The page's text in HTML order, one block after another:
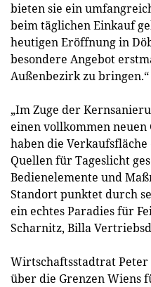
bieten sie ein
beim täglichen Einkauf
heutigen Eröffnung in
besondere Angebot
Außenbezirk zu bringen.“
„Im Zuge der
einen vollkommen
haben die
Quellen für Tageslicht
Bedienelemente und
Standort punktet durch
ein echtes Paradies für
Scharnitz, Billa
Wirtschaftsstadtrat
über die Grenzen Wiens